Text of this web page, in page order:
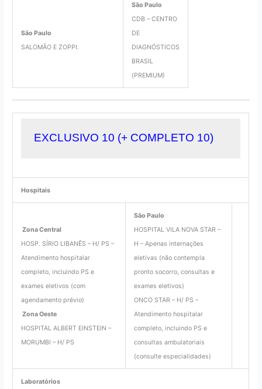
São Paulo
SALOMÃO E ZOPPI.
São Paulo
CDB – CENTRO
DE
DIAGNÓSTICOS
BRASIL
(PREMIUM)
EXCLUSIVO 10 (+ COMPLETO 10)
Hospitais
Zona Central
HOSP. SÍRIO LIBANÊS – H/ PS –
Atendimento hospitalar
completo, incluindo PS e
exames eletivos (com
agendamento prévio)
Zona Oeste
HOSPITAL ALBERT EINSTEIN –
MORUMBI – H/ PS
São Paulo
HOSPITAL VILA NOVA STAR –
H – Apenas internações
eletivas (não contempla
pronto socorro, consultas e
exames eletivos)
ONCO STAR – H/ PS –
Atendimento hospitalar
completo, incluindo PS e
consultas ambulatoriais
(consulte especialidades)
Laboratórios